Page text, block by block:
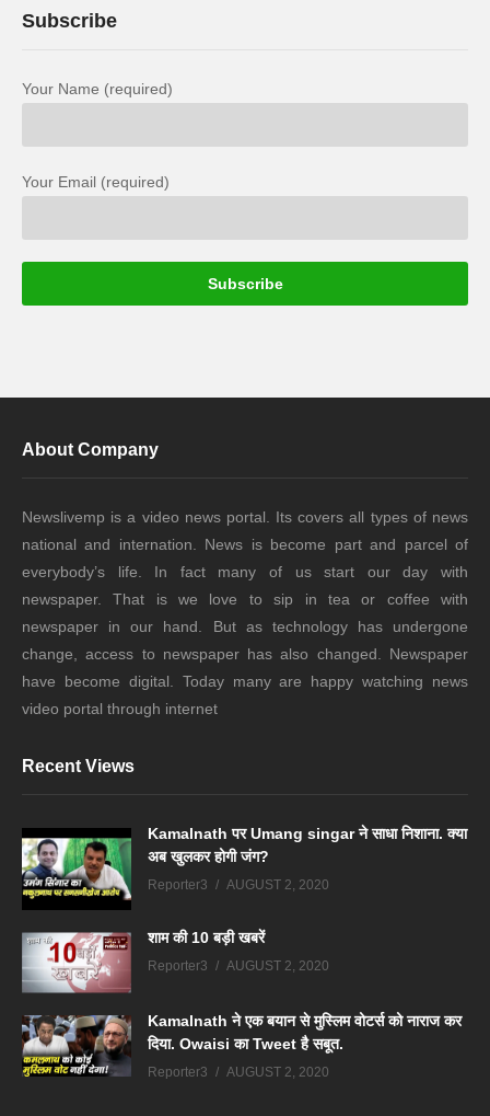
Subscribe
Your Name (required)
Your Email (required)
About Company
Newslivemp is a video news portal. Its covers all types of news
national and internation. News is become part and parcel of
everybody’s life. In fact many of us start our day with
newspaper. That is we love to sip in tea or coffee with
newspaper in our hand. But as technology has undergone
change, access to newspaper has also changed. Newspaper
have become digital. Today many are happy watching news
video portal through internet
Recent Views
Kamalnath पर Umang singar ने साधा निशाना. क्या
अब खुलकर होगी जंग?
Reporter3 AUGUST 2, 2020
शाम की 10 बड़ी खबरें
Reporter3 AUGUST 2, 2020
Kamalnath ने एक बयान से मुस्लिम वोटर्स को नाराज कर
दिया. Owaisi का Tweet है सबूत.
Reporter3 AUGUST 2, 2020